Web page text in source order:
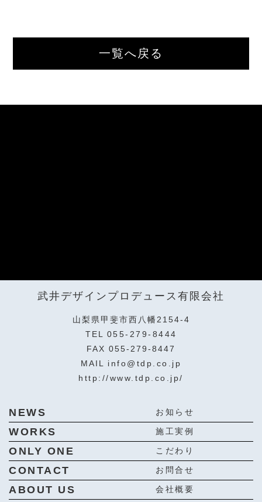
一覧へ戻る
武井デザインプロデュース有限会社
山梨県甲斐市西八幡2154-4
TEL 055-279-8444
FAX 055-279-8447
MAIL info@tdp.co.jp
http://www.tdp.co.jp/
NEWS お知らせ
WORKS 施工実例
ONLY ONE こだわり
CONTACT お問合せ
ABOUT US 会社概要